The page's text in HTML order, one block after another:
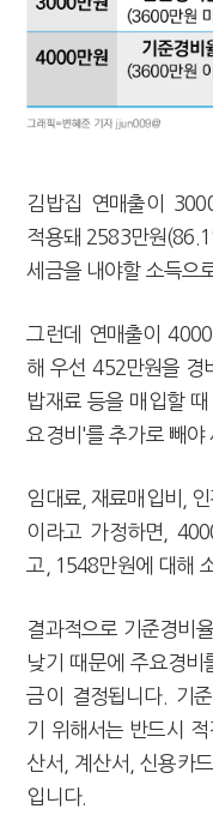
김밥집 연매출이
적용돼 2583만원
세금을 내야할 소득으
그런데 연매출이
해 우선 452만원을 경
밥재료 등을 매입할
요경비'를 추가로 빼야
임대료, 재료매입비,
이라고 가정하면,
고, 1548만원에 대해
결과적으로 기준경비
낮기 때문에 주요경비
금이 결정됩니다. 기
기 위해서는 반드시 적
산서, 계산서, 신용카
입니다.